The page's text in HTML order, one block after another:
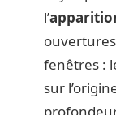
l’
fenêtres :
sur